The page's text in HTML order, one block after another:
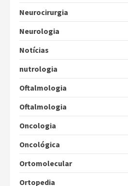
Neurocirurgia
Neurologia
Notícias
nutrologia
Oftalmologia
Oftalmologia
Oncologia
Oncológica
Ortomolecular
Ortopedia